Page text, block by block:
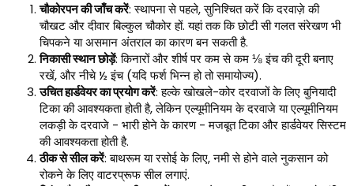
चौकोरपन की जाँच करें: स्थापना से पहले, सुनिश्चित करें कि दरवाज़े की
चौखट और दीवार बिल्कुल चौकोर हों. यहां तक ​​कि छोटी सी गलत संरेखण भी
चिपकने या असमान अंतराल का कारण बन सकती है.
निकासी स्थान छोड़ें: किनारों और शीर्ष पर कम से कम ⅛ इंच की दूरी बनाए
रखें, और नीचे ½ इंच (यदि फर्श भिन्न हो तो समायोज्य).
उचित हार्डवेयर का प्रयोग करें: हल्के खोखले-कोर दरवाजों के लिए बुनियादी
टिका की आवश्यकता होती है, लेकिन एल्यूमीनियम के दरवाजे या एल्यूमीनियम
लकड़ी के दरवाजे - भारी होने के कारण - मजबूत टिका और हार्डवेयर सिस्टम
की आवश्यकता होती है.
ठीक से सील करें: बाथरूम या रसोई के लिए, नमी से होने वाले नुकसान को
रोकने के लिए वाटरप्रूफ सील लगाएं.